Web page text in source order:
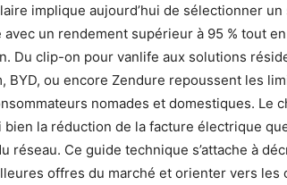
implique aujourd’hui de sélectionner un
avec un rendement supérieur à 95 % tout
Du clip-on pour vanlife aux solutions
BYD, ou encore Zendure repoussent les
nomades et domestiques. Le
la réduction de la facture électrique
réseau. Ce guide technique s’attache à
offres du marché et orienter vers les